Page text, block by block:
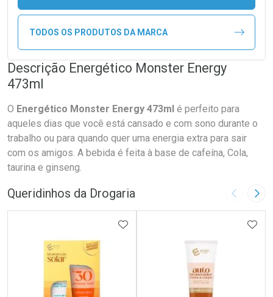
TODOS OS PRODUTOS DA MARCA
Descrição Energético Monster Energy
473ml
O Energético Monster Energy 473ml é perfeito para
aqueles dias que você está cansado e com sono durante o
trabalho ou para quando quer uma energia extra para sair
com os amigos. A bebida é feita à base de cafeína, Cola,
taurina e ginseng.
Queridinhos da Drogaria Imagem
ADICIONAR AOS FAVORITOS